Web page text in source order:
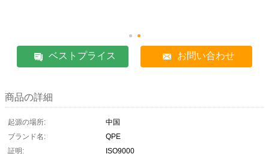
ベストプライス お問い合わせ
商品の詳細
起源の場所:
中国
ブランド名:
QPE
証明:
ISO9000